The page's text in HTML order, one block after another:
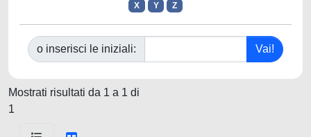
X
Y Z
o inserisci le iniziali:
Mostrati risultati da 1 a 1 di
1